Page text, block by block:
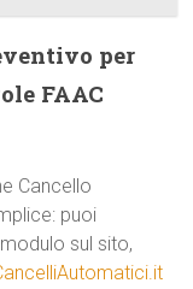
per
FAAC
Cancello
puoi
sul sito,